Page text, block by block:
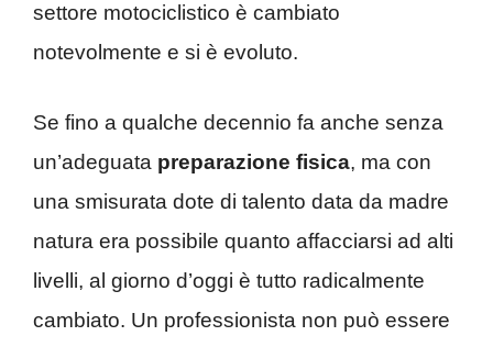
settore motociclistico è cambiato
notevolmente e si è evoluto.
Se fino a qualche decennio fa anche senza
un’adeguata preparazione fisica, ma con
una smisurata dote di talento data da madre
natura era possibile quanto affacciarsi ad alti
livelli, al giorno d’oggi è tutto radicalmente
cambiato. Un professionista non può essere